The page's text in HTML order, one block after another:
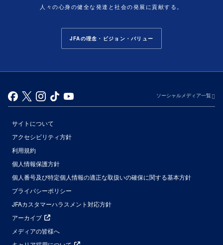
人々の心身の健全な発達と社会の発展に貢献する。
JFAの理念・ビジョン・バリュー
ソーシャルメディア一覧
サイトについて
アクセシビリティ方針
利用規約
個人情報保護方針
個人番号及び特定個人情報の適正な取扱いの確保に関する基本方針
プライバシーポリシー
JFAカスタマーハラスメント対応方針
アーカイブ
メディアの皆様へ